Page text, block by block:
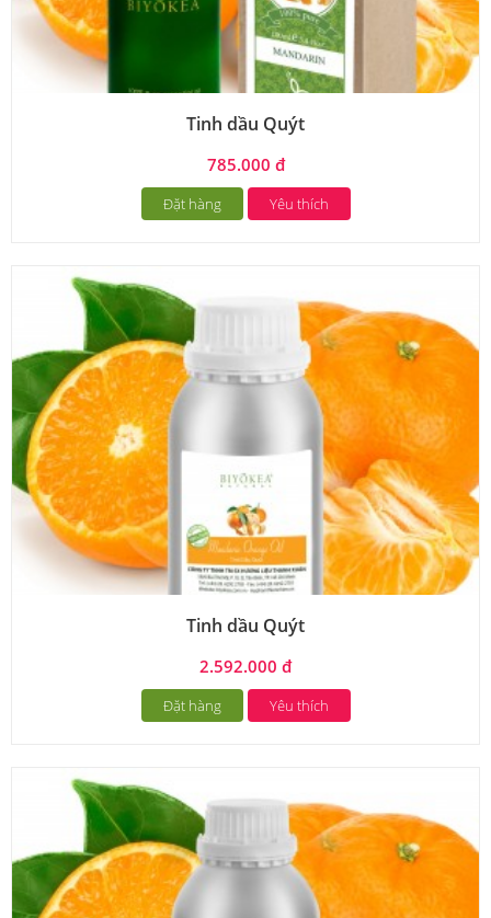
Tinh dầu Quýt
785.000 đ
Đặt hàng Yêu thích
Tinh dầu Quýt
2.592.000 đ
Đặt hàng Yêu thích